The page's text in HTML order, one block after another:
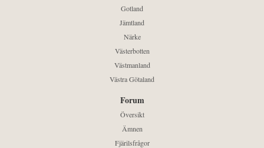
Gotland
Jämtland
Närke
Västerbotten
Västmanland
Västra Götaland
Forum
Översikt
Ämnen
Fjärilsfrågor